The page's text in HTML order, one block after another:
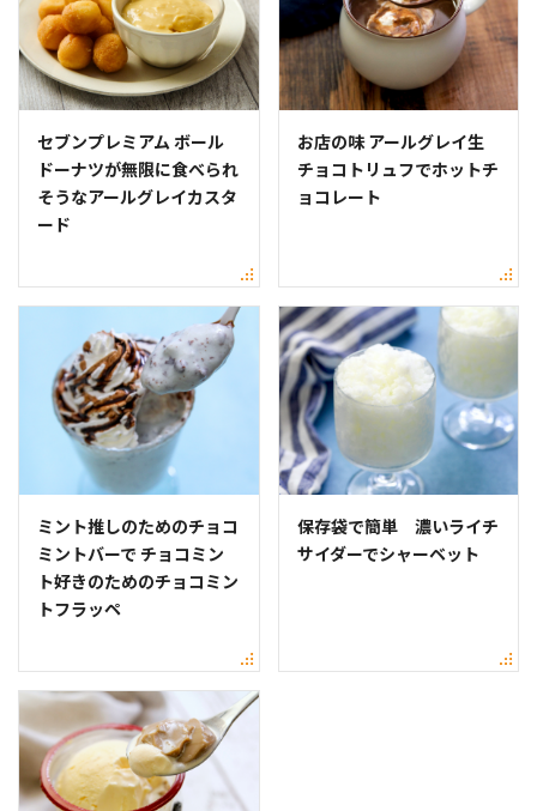
セブンプレミアム ボール
ドーナツが無限に食べられ
そうなアールグレイカスタ
ード
お店の味 アールグレイ生
チョコトリュフでホットチ
ョコレート
ミント推しのためのチョコ
ミントバーで チョコミン
ト好きのためのチョコミン
トフラッペ
保存袋で簡単 濃いライチ
サイダーでシャーベット